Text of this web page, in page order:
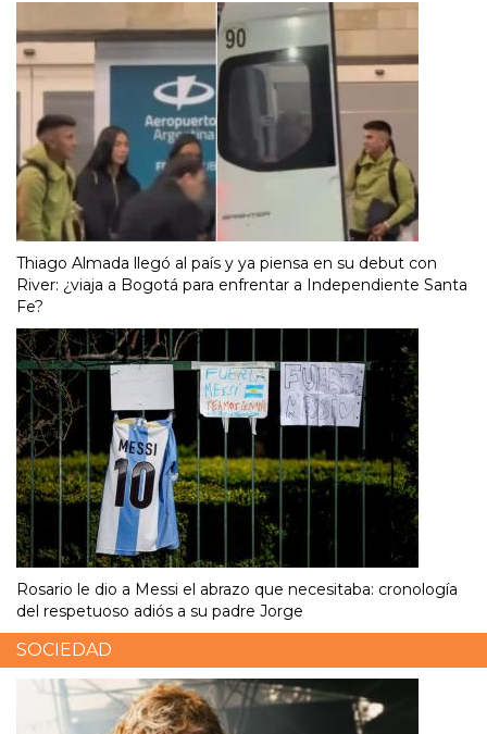
Thiago Almada llegó al país y ya piensa en su debut con
River: ¿viaja a Bogotá para enfrentar a Independiente Santa
Fe?
Rosario le dio a Messi el abrazo que necesitaba: cronología
del respetuoso adiós a su padre Jorge
SOCIEDAD